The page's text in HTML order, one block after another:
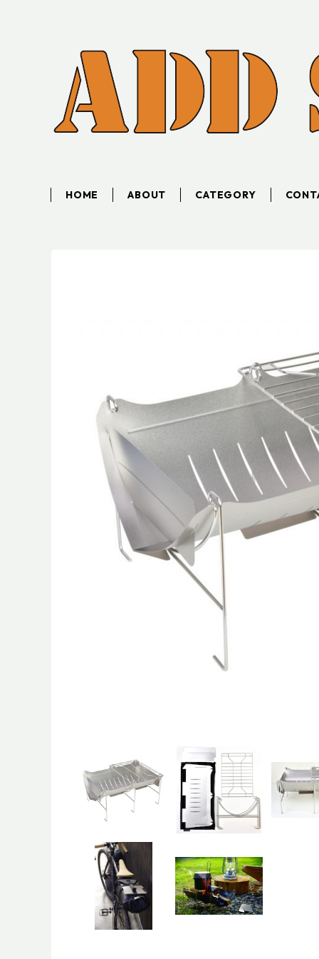
HOME ABOUT CATEGORY